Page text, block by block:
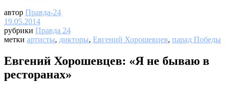
автор Правда-24
19.05.2014
рубрики Правда 24
метки артисты, дикторы, Евгений Хорошевцев, парад Победы
Евгений Хорошевцев: «Я не бываю в
ресторанах»